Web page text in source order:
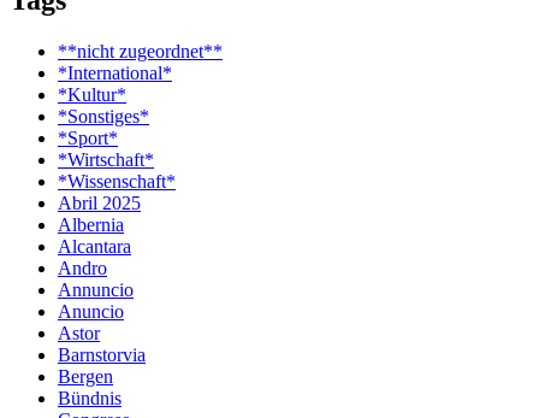
**nicht zugeordnet**
*International*
*Kultur*
*Sonstiges*
*Sport*
*Wirtschaft*
*Wissenschaft*
Abril 2025
Albernia
Alcantara
Andro
Annuncio
Anuncio
Astor
Barnstorvia
Bergen
Bündnis